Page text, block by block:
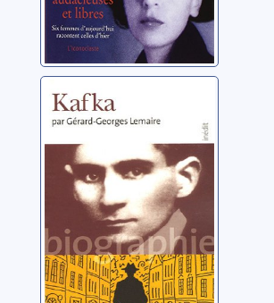
Kafka
Lemaire, Gérard-
Georges